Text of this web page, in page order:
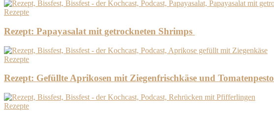
Rezepte
Rezept: Papayasalat mit getrockneten Shrimps
Rezepte
Rezept: Gefüllte Aprikosen mit Ziegenfrischkäse und Tomatenpesto
Rezepte